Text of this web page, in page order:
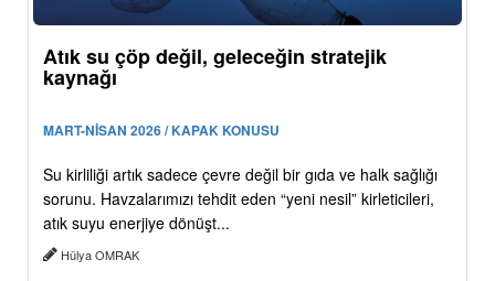
Atık su çöp değil, geleceğin stratejik
kaynağı
MART-NİSAN 2026 / KAPAK KONUSU
Su kirliliği artık sadece çevre değil bir gıda ve halk sağlığı
sorunu. Havzalarımızı tehdit eden “yeni nesil” kirleticileri,
atık suyu enerjiye dönüşt...
Hülya OMRAK